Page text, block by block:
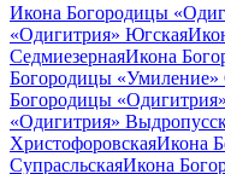
Икона Богородицы
«Одигитрия» Югская
СедмиезернаяИкона
Богородицы «Умиление»
Богородицы
«Одигитрия»
ХристофоровскаяИкона
СупрасльскаяИкона